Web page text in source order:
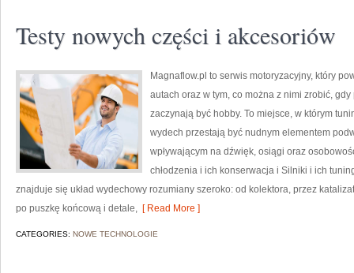
Testy nowych części i akcesoriów
Magnaflow.pl to serwis motoryzacyjny, który
autach oraz w tym, co można z nimi zrobić,
zaczynają być hobby. To miejsce, w którym
wydech przestają być nudnym elementem
wpływającym na dźwięk, osiągi oraz
chłodzenia i ich konserwacja i Silniki i ich
znajduje się układ wydechowy rozumiany szeroko: od kolektora, przez
po puszkę końcową i detale, [ Read More ]
CATEGORIES: NOWE TECHNOLOGIE